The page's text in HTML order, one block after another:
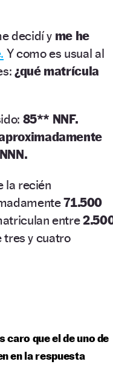
decidí y me he
Y como es usual al
¿qué matrícula
85** NNF.
la recién
71.500
entre
tres y cuatro
caro que el de uno de
en la respuesta